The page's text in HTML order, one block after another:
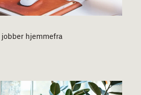
hjemmefra